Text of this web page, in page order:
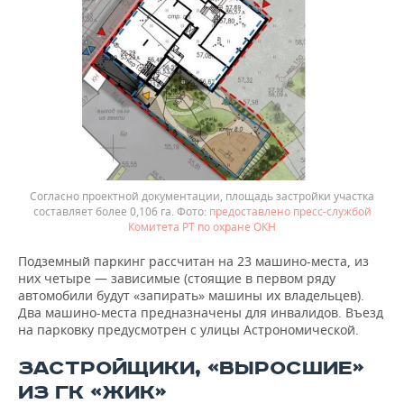
Согласно проектной документации, площадь застройки участка
составляет более 0,106 га.
предоставлено пресс-службой
Комитета РТ по охране ОКН
Подземный паркинг рассчитан на 23 машино-места, из
них четыре — зависимые (стоящие в первом ряду
автомобили будут «запирать» машины их владельцев).
Два машино-места предназначены для инвалидов. Въезд
на парковку предусмотрен с улицы Астрономической.
ЗАСТРОЙЩИКИ, «ВЫРОСШИЕ»
ИЗ ГК «ЖИК»